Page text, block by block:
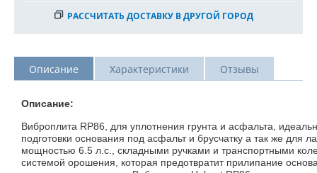
РАССЧИТАТЬ ДОСТАВКУ В ДРУГОЙ ГОРОД
Описание Характеристики Отзывы
Описание:
Виброплита RP86, для уплотнения грунта и асфальта,
подготовки основания под асфальт и брусчатку а так же
мощностью 6.5 л.с., складными ручками и транспортными
системой орошения, которая предотвратит прилипание